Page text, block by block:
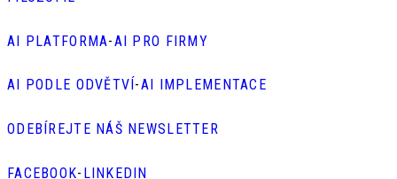
AI PLATFORMA-AI PRO FIRMY
AI PODLE ODVĚTVÍ-AI IMPLEMENTACE
ODEBÍREJTE NÁŠ NEWSLETTER
FACEBOOK- LINKEDIN